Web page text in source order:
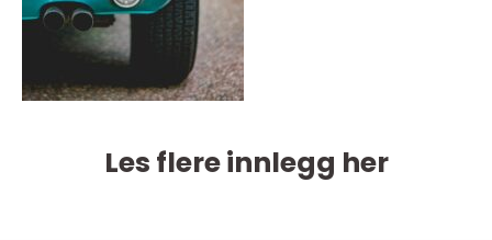
Les flere innlegg her